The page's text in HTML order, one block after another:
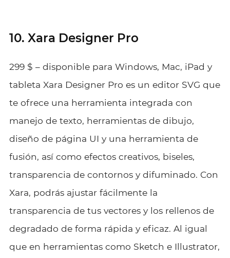
10. Xara Designer Pro
299 $ – disponible para Windows, Mac, iPad y
tableta Xara Designer Pro es un editor SVG que
te ofrece una herramienta integrada con
manejo de texto, herramientas de dibujo,
diseño de página UI y una herramienta de
fusión, así como efectos creativos, biseles,
transparencia de contornos y difuminado. Con
Xara, podrás ajustar fácilmente la
transparencia de tus vectores y los rellenos de
degradado de forma rápida y eficaz. Al igual
que en herramientas como Sketch e Illustrator,